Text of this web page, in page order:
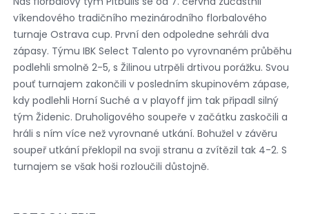
víkendového tradičního mezinárodního florbalového
turnaje Ostrava cup. První den odpoledne sehráli dva
zápasy. Týmu IBK Select Talento po vyrovnaném průběhu
podlehli smolně 2-5, s Žilinou utrpěli drtivou porážku. Svou
pouť turnajem zakončili v posledním skupinovém zápase,
kdy podlehli Horní Suché a v playoff jim tak připadl silný
tým Židenic. Druholigového soupeře v začátku zaskočili a
hráli s ním více než vyrovnané utkání. Bohužel v závěru
soupeř utkání překlopil na svoji stranu a zvítězil tak 4-2. S
turnajem se však hoši rozloučili důstojně.